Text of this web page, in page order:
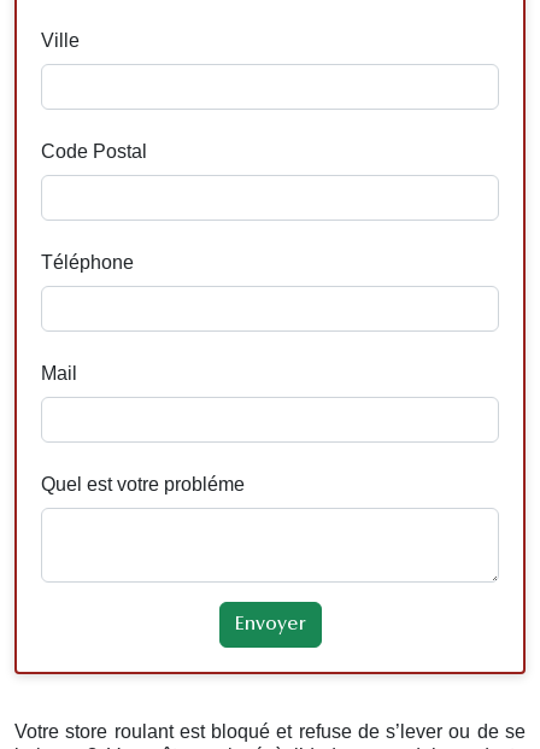
Ville
Code Postal
Téléphone
Mail
Quel est votre probléme
Votre store roulant est bloqué et refuse de s’lever ou de se